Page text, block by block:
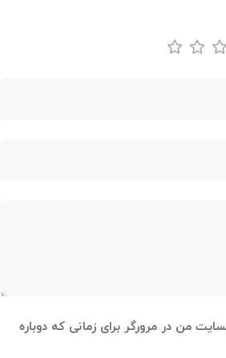
من در مرورگر برای زمانی که دوباره